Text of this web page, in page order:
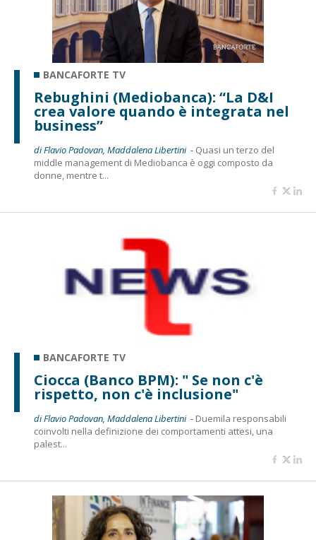
BANCAFORTE TV
Rebughini (Mediobanca): “La D&I
crea valore quando è integrata nel
business”
di Flavio Padovan, Maddalena Libertini - Quasi un terzo del
middle management di Mediobanca è oggi composto da
donne, mentre t...
BANCAFORTE TV
Ciocca (Banco BPM): " Se non c'è
rispetto, non c'è inclusione"
di Flavio Padovan, Maddalena Libertini - Duemila responsabili
coinvolti nella definizione dei comportamenti attesi, una
palest...